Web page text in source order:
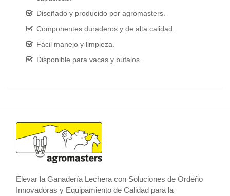
Diseñado y producido por agromasters.
Componentes duraderos y de alta calidad.
Fácil manejo y limpieza.
Disponible para vacas y búfalos.
Elevar la Ganadería Lechera con Soluciones de Ordeño
Innovadoras y Equipamiento de Calidad para la